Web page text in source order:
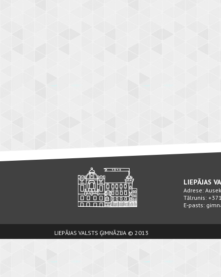
LIEPĀJAS
Adrese:
Tālrunis:
E-pasts:
LIEPĀJAS VALSTS ĢIMNĀZIJA © 2013